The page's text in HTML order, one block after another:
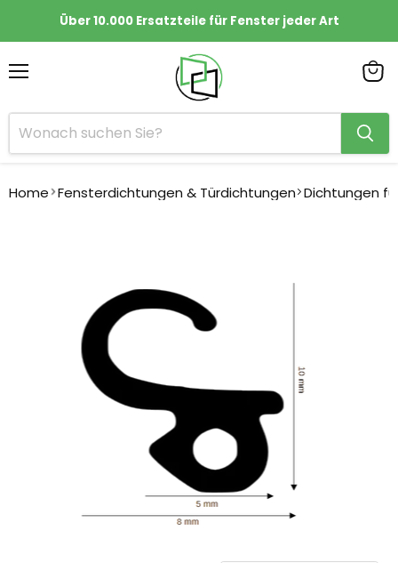
Über 10.000 Ersatzteile für Fenster jeder Art
Home Fensterdichtungen & Türdichtungen Dichtungen